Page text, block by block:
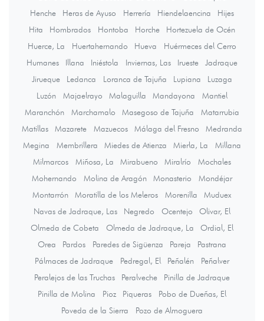
Henche
Heras de Ayuso Herrería Hiendelaencina
Hijes
Hita
Hombrados Hontoba Horche
Hortezuela de Océn
Huerce, La
Huertahernando Hueva
Huérmeces del Cerro
Humanes
Illana Iniéstola Inviernas, Las Irueste
Jadraque
Jirueque
Ledanca Loranca de Tajuña Lupiana
Luzaga
Luzón
Majaelrayo Malaguilla Mandayona
Mantiel
Maranchón
Marchamalo Masegoso de Tajuña
Matarrubia
Matillas
Mazarete Mazuecos Málaga del Fresno
Medranda
Megina
Membrillera Miedes de Atienza Mierla, La
Millana
Milmarcos
Miñosa, La Mirabueno Miralrío
Mochales
Mohernando
Molina de Aragón Monasterio
Mondéjar
Montarrón
Moratilla de los Meleros Morenilla
Muduex
Navas de Jadraque, Las
Negredo Ocentejo
Olivar, El
Olmeda de Cobeta
Olmeda de Jadraque, La
Ordial, El
Orea
Pardos Paredes de Sigüenza Pareja
Pastrana
Pálmaces de Jadraque
Pedregal, El Peñalén
Peñalver
Peralejos de las Truchas
Peralveche
Pinilla de Jadraque
Pinilla de Molina
Pioz Piqueras
Pobo de Dueñas, El
Poveda de la Sierra
Pozo de Almoguera